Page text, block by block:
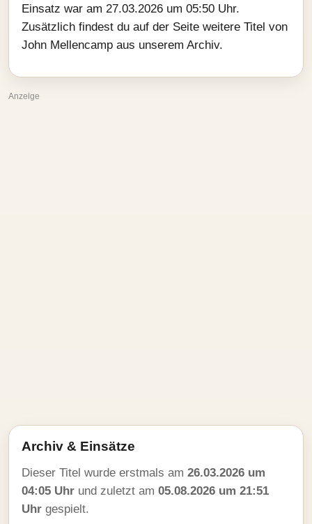
Einsatz war am 27.03.2026 um 05:50 Uhr.
Zusätzlich findest du auf der Seite weitere Titel von
John Mellencamp aus unserem Archiv.
Anzeige
Archiv & Einsätze
Dieser Titel wurde erstmals am 26.03.2026 um
04:05 Uhr und zuletzt am 05.08.2026 um 21:51
Uhr gespielt.